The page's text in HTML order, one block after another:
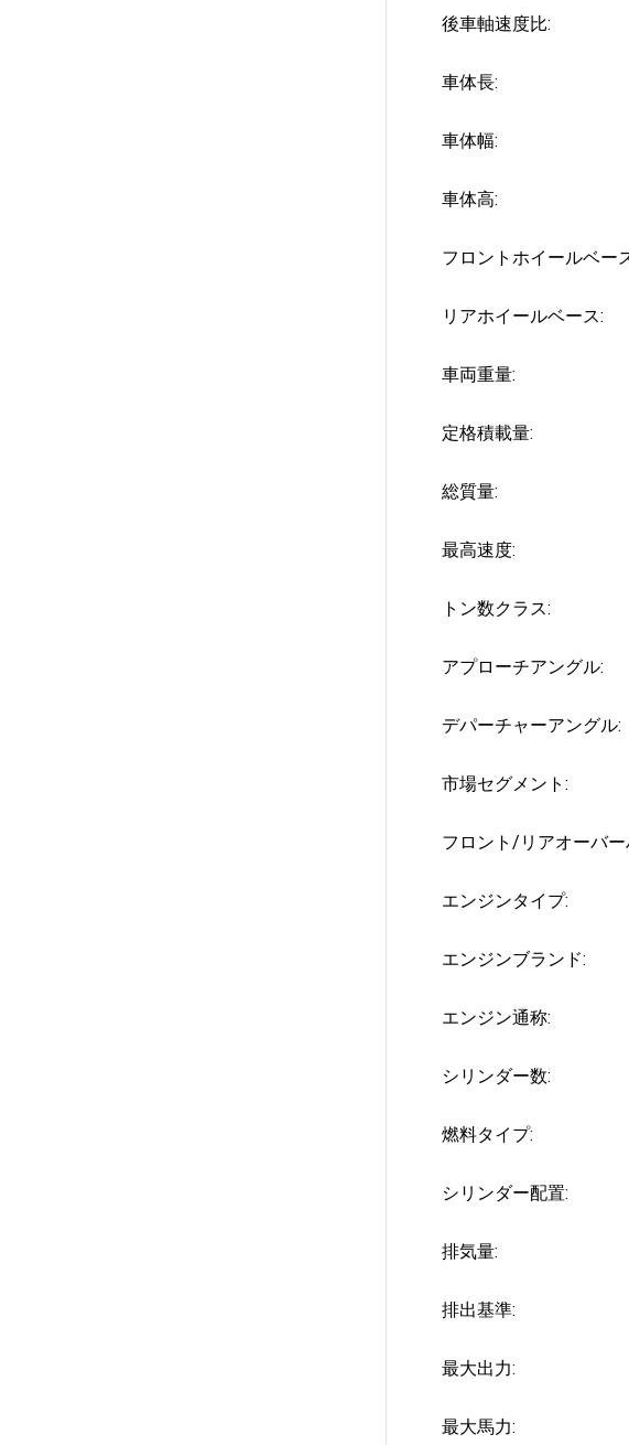
後車軸速度比:
車体長:
車体幅:
車体高:
フロントホイールベー
リアホイールベース:
車両重量:
定格積載量:
総質量:
最高速度:
トン数クラス:
アプローチアングル:
デパーチャーアングル:
市場セグメント:
フロント/リアオーバー
エンジンタイプ:
エンジンブランド:
エンジン通称:
シリンダー数:
燃料タイプ:
シリンダー配置:
排気量:
排出基準:
最大出力:
最大馬力: